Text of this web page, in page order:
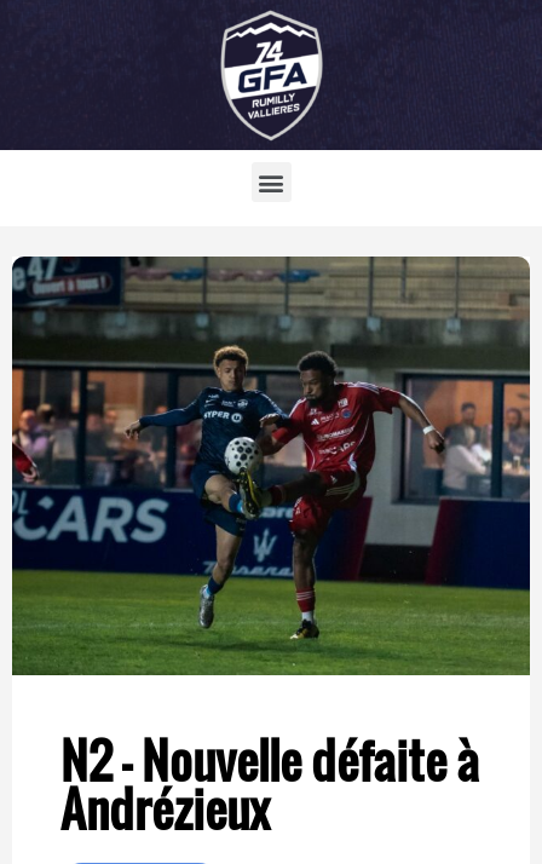
N2 – Nouvelle défaite à
Andrézieux